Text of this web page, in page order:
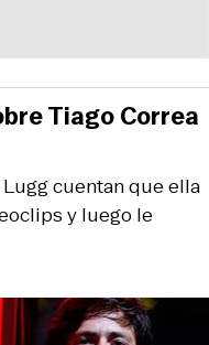
cuentan que ella
y luego le
Tiago Correa